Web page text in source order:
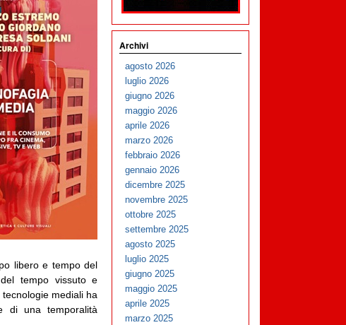
libero e tempo del
del tempo vissuto e
mediali ha
di una temporalità
Archivi
agosto 2026
luglio 2026
giugno 2026
maggio 2026
aprile 2026
marzo 2026
febbraio 2026
gennaio 2026
dicembre 2025
novembre 2025
ottobre 2025
settembre 2025
agosto 2025
luglio 2025
giugno 2025
maggio 2025
aprile 2025
marzo 2025